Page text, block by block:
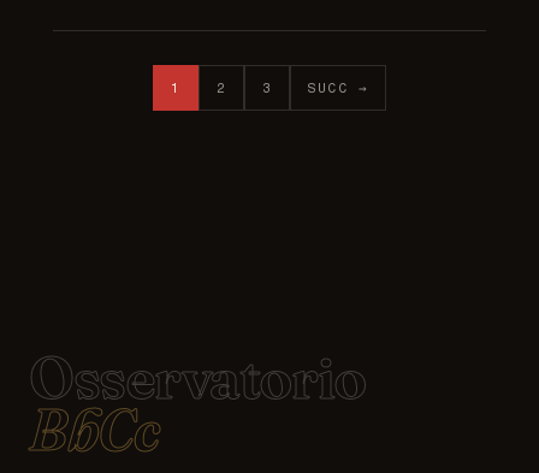
Paginazione degli articoli
1 2 3 SUCC →
Osservatorio
BbCc